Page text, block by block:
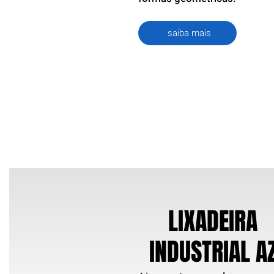
saiba mais
LIXADEIRA
INDUSTRIAL